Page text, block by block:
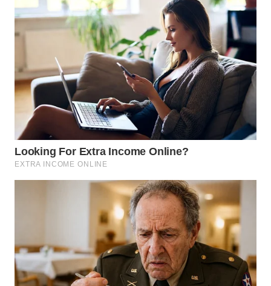
LESUNG
WN
SIMALUNGUN
LABUHANBATU
SERDANG
WN